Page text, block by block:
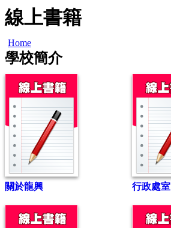
線上書籍
Home
學校簡介
關於龍興 行政處室